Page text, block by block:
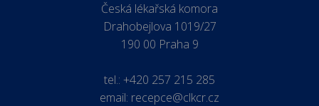
Česká lékařská komora
Drahobejlova 1019/27
190 00 Praha 9
tel.: +420 257 215 285
email: recepce@clkcr.cz